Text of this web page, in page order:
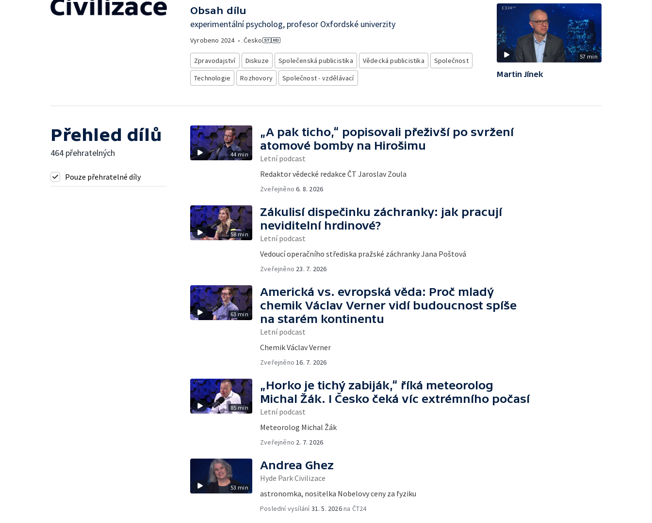
Obsah dílu
experimentální psycholog, profesor Oxfordské univerzity
Vyrobeno 2024• Česko
Zpravodajství Diskuze Společenská publicistika Vědecká publicistika
Společnost
Technologie
Rozhovory Společnost - vzdělávací
57 min
Martin Jínek
Přehled dílů
464 přehratelných
Pouze přehratelné díly
44 min
„A pak ticho,“ popisovali přeživší po svržení
atomové bomby na Hirošimu
Letní podcast
Redaktor vědecké redakce ČT Jaroslav Zoula
Zveřejněno6. 8. 2026
58 min
Zákulisí dispečinku záchranky: jak pracují
neviditelní hrdinové?
Letní podcast
Vedoucí operačního střediska pražské záchranky Jana Poštová
Zveřejněno 23. 7. 2026
63 min
Americká vs. evropská věda: Proč mladý
chemik Václav Verner vidí budoucnost spíše
na starém kontinentu
Letní podcast
Chemik Václav Verner
Zveřejněno 16. 7. 2026
85 min
„Horko je tichý zabiják,“ říká meteorolog
Michal Žák. I Česko čeká víc extrémního počasí
Letní podcast
Meteorolog Michal Žák
Zveřejněno 2. 7. 2026
53 min
Andrea Ghez
Hyde Park Civilizace
astronomka, nositelka Nobelovy ceny za fyziku
Poslední vysílání31. 5. 2026na ČT24